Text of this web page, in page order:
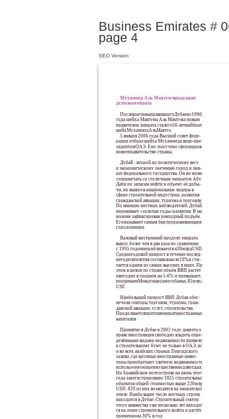
Business Emirates #
page 4
Мухаммед Аль Мактум продолжит
делосвоегобрата
ПослекончиныправившегоДубаемс1990
года шейха Мактума Аль Мактума новым
правителем эмирата сталего56-летнийбрат
шейхМухаммедАльМактум.
5 января 2006 года Высший совет феде-
рации избрал шейха Мухаммеда вице-пре-
зидентомОАЭ. Ему поручено сформировать
новоеправительство страны.
Дубай - второй по политическому весу
и экономическому значению город и эми-
рат федерального государства. Он не может
соперничать со столичным эмиратом Абу-
Даби по запасам нефти и объему её добы-
чи, но вышел в национальные лидеры в
сфере строительной индустрии, развития
гражданской авиации, туризма и торговли.
По мнению местных наблюдателей, Дубай
переживает «золотые годы»развития. В эко-
номике зафиксирован рекордный подъём.
Егоназывают самым быстроразвивающимся
городоммира.
Валовый внутренний продукт эмирата
вырос более чем в два раза по сравнению
с 1995 годомиприближается к30млрдUSD.
Среднегодовой прирост в течение послед-
негодесятилетия составилоколо10%и счи-
тается одним из самых высоких в мире. При
этом в целом по стране объём ВВП растет
ежегодно в среднем на 5-6% и превышает,
пооценкамМеждународногобанка, 85млрд
USD.
Наибольший прирост ВВП Дубая обес-
печили секторы торговли, туризма, граж-
данской авиации, услуг, строительства.
Продолжаетсяпритоквэмиратиностранных
капиталов.
Принятие в Дубае в 2002 году декрета о
праве иностранцев свободно владеть опре-
делёнными видами недвижимости привело
к строительному буму не только в ОАЭ, но
и во всех арабских странах Персидского
залива, где крупные иностранные инвес-
торы приобретают элитную недвижимость,
используемуюпреимущественнодляотдыха.
На Аравийском полуострове на июнь этого
года зарегистрировано 1825 строительных
объектов общей стоимостью выше 220млрд
USD. 820 из них возводятся на эмиратской
земле. Наибольшее число местных строек
находится в Дубае. Строительный сектор
этого княжества уже несколько лет находит-
ся на этапе стремительного взлёта и растёт
примернона 30% в год.
SEO Version